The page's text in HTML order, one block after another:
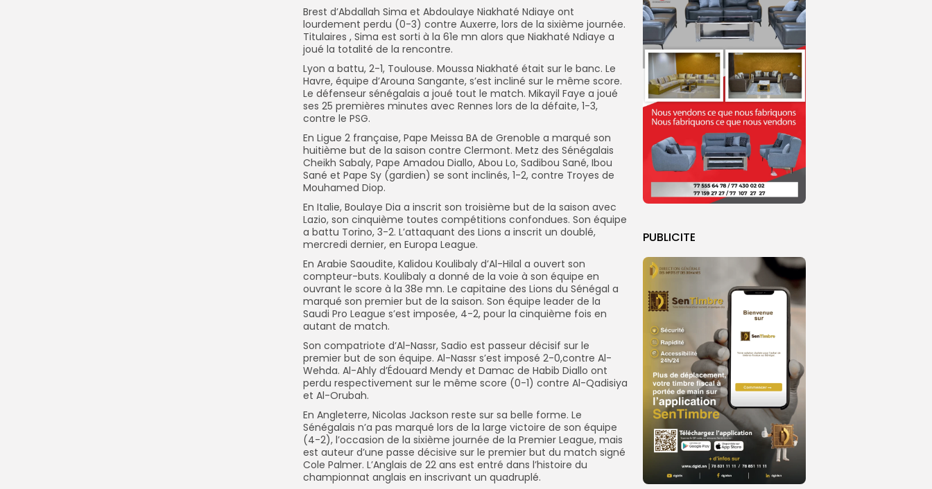
PUBLICITE
Brest d’Abdallah Sima et Abdoulaye Niakhaté Ndiaye ont
lourdement perdu (0-3) contre Auxerre, lors de la sixième journée.
Titulaires , Sima est sorti à la 61e mn alors que Niakhaté Ndiaye a
joué la totalité de la rencontre.
Lyon a battu, 2-1, Toulouse. Moussa Niakhaté était sur le banc. Le
Havre, équipe d’Arouna Sangante, s’est incliné sur le même score.
Le défenseur sénégalais a joué tout le match. Mikayil Faye a joué
ses 25 premières minutes avec Rennes lors de la défaite, 1-3,
contre le PSG.
En Ligue 2 française, Pape Meissa BA de Grenoble a marqué son
huitième but de la saison contre Clermont. Metz des Sénégalais
Cheikh Sabaly, Pape Amadou Diallo, Abou Lo, Sadibou Sané, Ibou
Sané et Pape Sy (gardien) se sont inclinés, 1-2, contre Troyes de
Mouhamed Diop.
En Italie, Boulaye Dia a inscrit son troisième but de la saison avec
Lazio, son cinquième toutes compétitions confondues. Son équipe
a battu Torino, 3-2. L’attaquant des Lions a inscrit un doublé,
mercredi dernier, en Europa League.
En Arabie Saoudite, Kalidou Koulibaly d’Al-Hilal a ouvert son
compteur-buts. Koulibaly a donné de la voie à son équipe en
ouvrant le score à la 38e mn. Le capitaine des Lions du Sénégal a
marqué son premier but de la saison. Son équipe leader de la
Saudi Pro League s’est imposée, 4-2, pour la cinquième fois en
autant de match.
Son compatriote d’Al-Nassr, Sadio est passeur décisif sur le
premier but de son équipe. Al-Nassr s’est imposé 2-0,contre Al-
Wehda. Al-Ahly d’Édouard Mendy et Damac de Habib Diallo ont
perdu respectivement sur le même score (0-1) contre Al-Qadisiya
et Al-Orubah.
En Angleterre, Nicolas Jackson reste sur sa belle forme. Le
Sénégalais n’a pas marqué lors de la large victoire de son équipe
(4-2), l’occasion de la sixième journée de la Premier League, mais
est auteur d’une passe décisive sur le premier but du match signé
Cole Palmer. L’Anglais de 22 ans est entré dans l’histoire du
championnat anglais en inscrivant un quadruplé.